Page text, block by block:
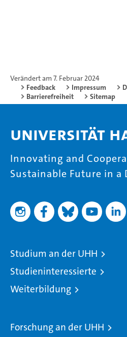
Verändert am 7. Februar 2024
Feedback
Impressum
Barrierefreiheit
Sitemap
Universität
Innovating and
Sustainable Future in a
Studium an der UHH
Studieninteressierte
Weiterbildung
Forschung an der UHH